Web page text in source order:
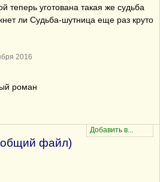
теперь уготована такая же судьба
ли Судьба-шутница еще раз круто
2016
роман
файл)